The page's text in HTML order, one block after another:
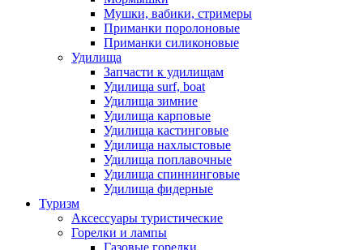
Мушки, вабики, стримеры
Приманки поролоновые
Приманки силиконовые
Удилища
Запчасти к удилищам
Удилища surf, boat
Удилища зимние
Удилища карповые
Удилища кастинговые
Удилища нахлыстовые
Удилища поплавочные
Удилища спиннинговые
Удилища фидерные
Туризм
Аксессуары туристические
Горелки и лампы
Газовые горелки